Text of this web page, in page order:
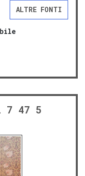
ALTRE FONTI
7 47 5